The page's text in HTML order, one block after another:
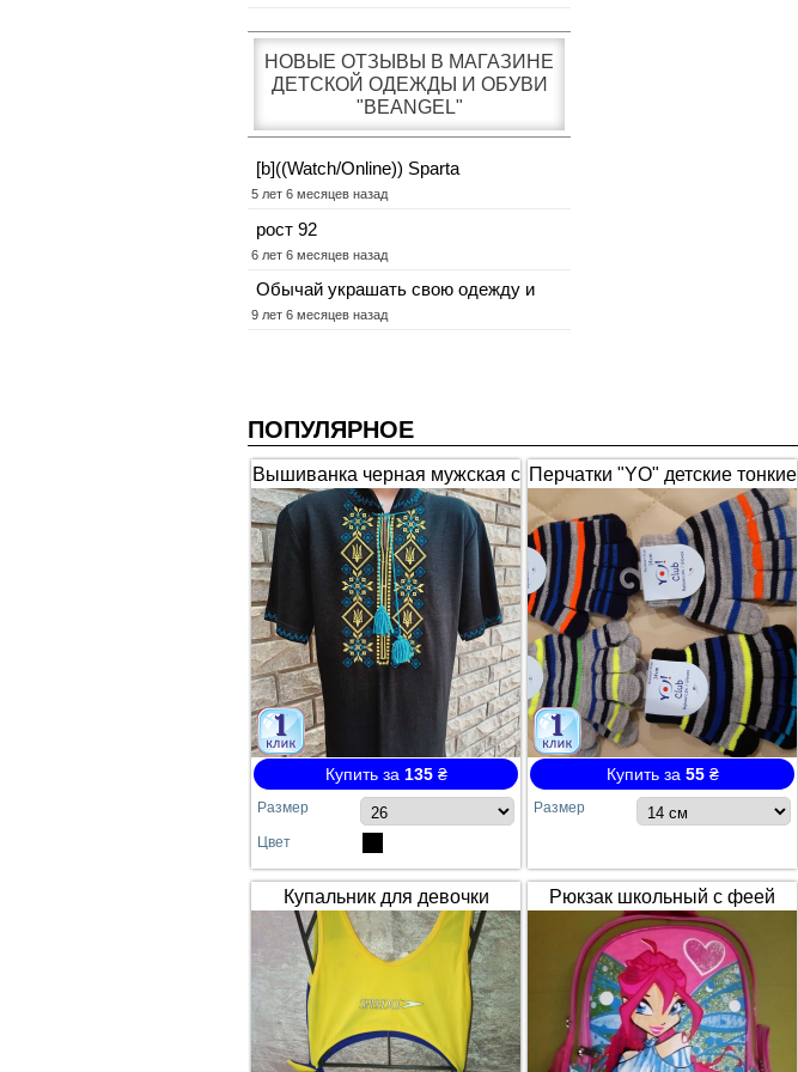
НОВЫЕ ОТЗЫВЫ В МАГАЗИНЕ
ДЕТСКОЙ ОДЕЖДЫ И ОБУВИ
"BEANGEL"
[b]((Watch/Online)) Sparta
5 лет 6 месяцев назад
рост 92
6 лет 6 месяцев назад
Обычай украшать свою одежду и
9 лет 6 месяцев назад
ПОПУЛЯРНОЕ
Вышиванка черная мужская с
коротким рукавом "Гербы"
Купить за 135₴
Размер
Цвет
Перчатки "YO" детские тонкие
полосатые
Купить за 55₴
Размер
Купальник для девочки
SPEEDO жёлто-синий
сдельный №64
Рюкзак школьный с феей
Winx / Винкс